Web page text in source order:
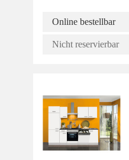
Online bestellbar
Nicht reservierbar